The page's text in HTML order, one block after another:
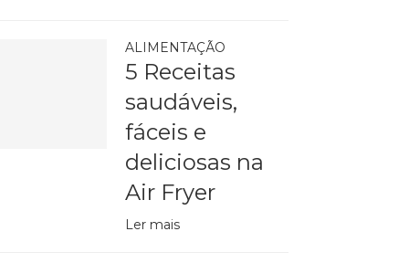
ALIMENTAÇÃO
5 Receitas
saudáveis,
fáceis e
deliciosas na
Air Fryer
Ler mais